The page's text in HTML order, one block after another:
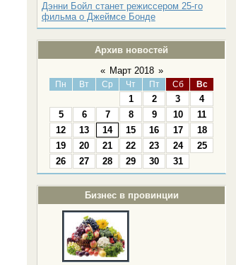
Дэнни Бойл станет режиссером 25-го
фильма о Джеймсе Бонде
Архив новостей
« Март 2018 »
Пн Вт Ср Чт Пт Сб Вс
1 2 3
4
5
6 7 8 9 10
11
12
13 14 15 16 17
18
19
20 21 22 23 24
25
26
27 28 29 30 31
Бизнес в провинции